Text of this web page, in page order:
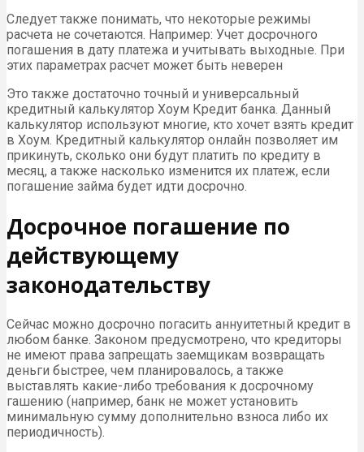
Следует также понимать, что некоторые режимы
расчета не сочетаются. Например: Учет досрочного
погашения в дату платежа и учитывать выходные. При
этих параметрах расчет может быть неверен
Это также достаточно точный и универсальный
кредитный калькулятор Хоум Кредит банка. Данный
калькулятор используют многие, кто хочет взять кредит
в Хоум. Кредитный калькулятор онлайн позволяет им
прикинуть, сколько они будут платить по кредиту в
месяц, а также насколько изменится их платеж, если
погашение займа будет идти досрочно.
Досрочное погашение по
действующему
законодательству
Сейчас можно досрочно погасить аннуитетный кредит в
любом банке. Законом предусмотрено, что кредиторы
не имеют права запрещать заемщикам возвращать
деньги быстрее, чем планировалось, а также
выставлять какие-либо требования к досрочному
гашению (например, банк не может установить
минимальную сумму дополнительно взноса либо их
периодичность).